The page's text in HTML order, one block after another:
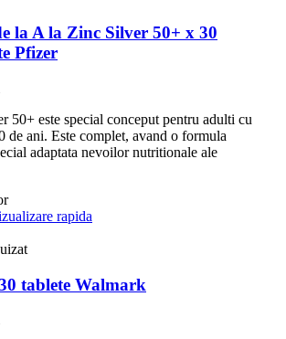
la A la Zinc Silver 50+ x 30
Pfizer
50+ este special conceput pentru adulti cu
de ani. Este complet, avand o formula
adaptata nevoilor nutritionale ale
rapida
tablete Walmark